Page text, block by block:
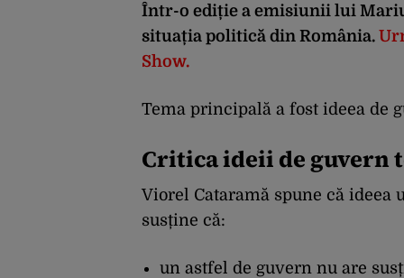
Într-o ediție a emisiunii lui
situația politică din România.
Show.
Tema principală a fost ideea de
Critica ideii de guvern
Viorel Cataramă spune că ideea
susține că:
un astfel de guvern nu are